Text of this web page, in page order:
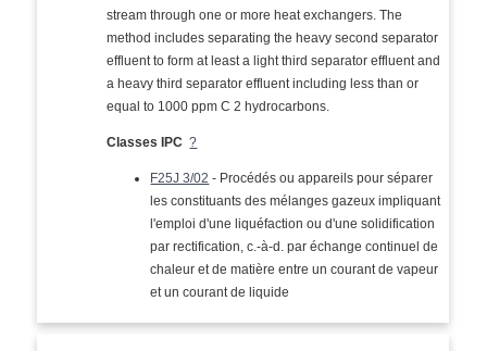
stream through one or more heat exchangers. The
method includes separating the heavy second separator
effluent to form at least a light third separator effluent and
a heavy third separator effluent including less than or
equal to 1000 ppm C 2 hydrocarbons.
Classes IPC ?
F25J 3/02 - Procédés ou appareils pour séparer
les constituants des mélanges gazeux impliquant
l'emploi d'une liquéfaction ou d'une solidification
par rectification, c.-à-d. par échange continuel de
chaleur et de matière entre un courant de vapeur
et un courant de liquide